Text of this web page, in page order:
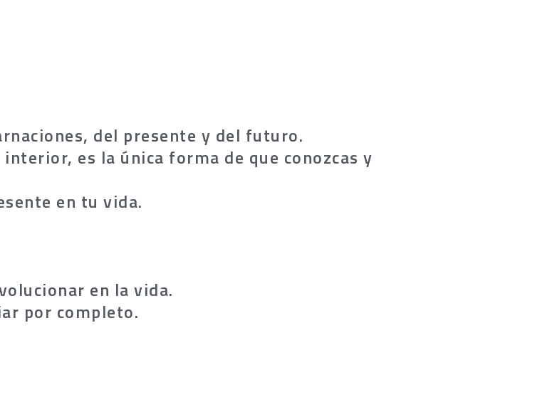
del presente y del futuro.
es la única forma de que conozcas y
en tu vida.
en la vida.
por completo.